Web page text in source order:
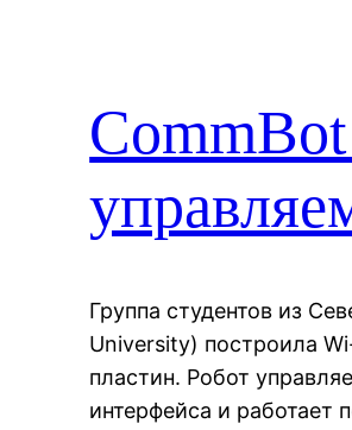
Группа студентов из
University) построила
пластин. Робот
интерфейса и